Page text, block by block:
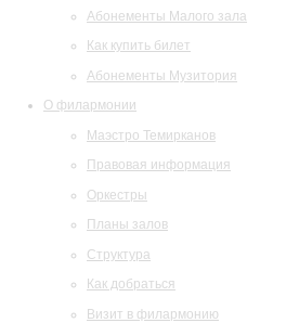
Абонементы Малого зала
Как купить билет
Абонементы Музитория
О филармонии
Маэстро Темирканов
Правовая информация
Оркестры
Планы залов
Структура
Как добраться
Визит в филармонию